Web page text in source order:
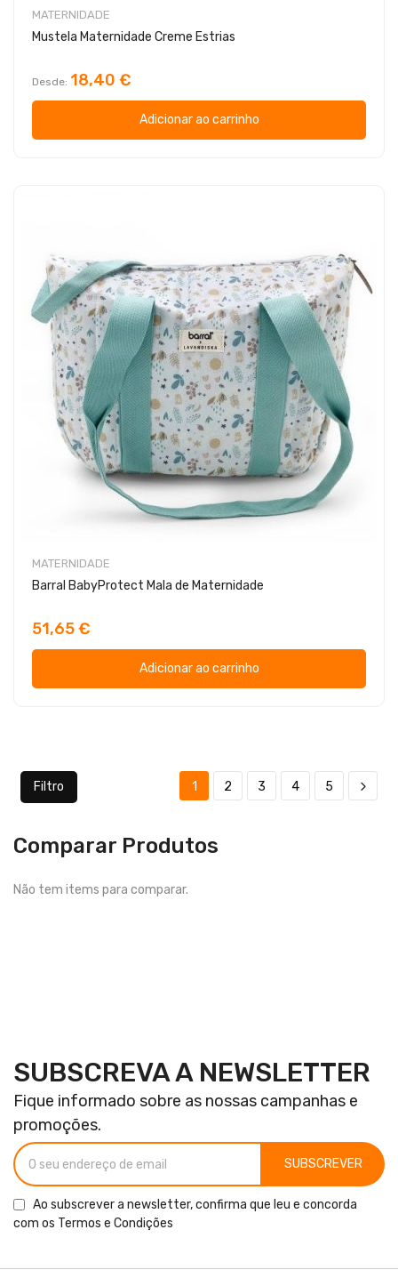
MATERNIDADE
Mustela Maternidade Creme Estrias
Desde 18,40 €
Adicionar ao carrinho
MATERNIDADE
Barral BabyProtect Mala de Maternidade
51,65 €
Adicionar ao carrinho
Filtro 1 2 3 4 5
Comparar Produtos
Não tem items para comparar.
SUBSCREVA A NEWSLETTER
Fique informado sobre as nossas campanhas e
promoções.
SUBSCREVER
Ao subscrever a newsletter, confirma que leu e concorda
com os Termos e Condições